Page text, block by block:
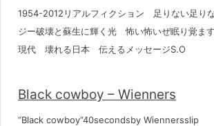
1954-2012リアルフィクション 足りない足り
ジー破壊と蘇生に輝く光 怖い怖いぜ眠り覚ま
現代 壊れる日本 伝えるメッセージS.O
Black cowboy – Wienners
“Black cowboy”40secondsby Wiennersslip